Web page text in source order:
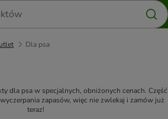
Dla psa
dla psa w specjalnych, obniżonych cenach. Część
zapasów, więc nie zwlekaj i zamów już
teraz!